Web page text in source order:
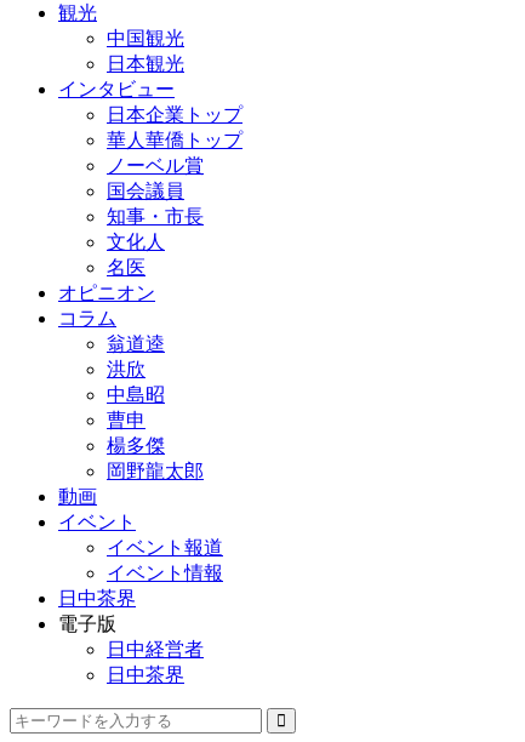
観光
中国観光
日本観光
インタビュー
日本企業トップ
華人華僑トップ
ノーベル賞
国会議員
知事・市長
文化人
名医
オピニオン
コラム
翁道逵
洪欣
中島昭
曹申
楊多傑
岡野龍太郎
動画
イベント
イベント報道
イベント情報
日中茶界
電子版
日中経営者
日中茶界